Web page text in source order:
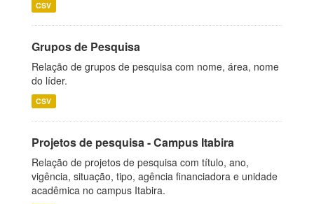
CSV
Grupos de Pesquisa
Relação de grupos de pesquisa com nome, área, nome
do líder.
CSV
Projetos de pesquisa - Campus Itabira
Relação de projetos de pesquisa com título, ano,
vigência, situação, tipo, agência financiadora e unidade
acadêmica no campus Itabira.